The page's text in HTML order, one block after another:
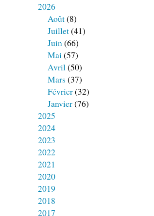
2026
Août(8)
Juillet(41)
Juin(66)
Mai(57)
Avril(50)
Mars (37)
Février(32)
Janvier(76)
2025
2024
2023
2022
2021
2020
2019
2018
2017